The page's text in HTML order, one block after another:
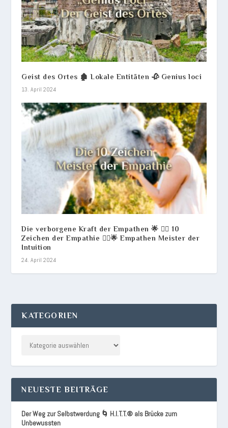
Geist des Ortes 🏚️ Lokale Entitäten 🥀 Genius loci
13. April 2024
Die verborgene Kraft der Empathen 🌟 💆‍♀️ 10
Zeichen der Empathie 💆‍♂️🌟 Empathen Meister der
Intuition
24. April 2024
KATEGORIEN
NEUESTE BEITRÄGE
Der Weg zur Selbstwerdung 🌀 H.I.T.T.® als Brücke zum
Unbewussten